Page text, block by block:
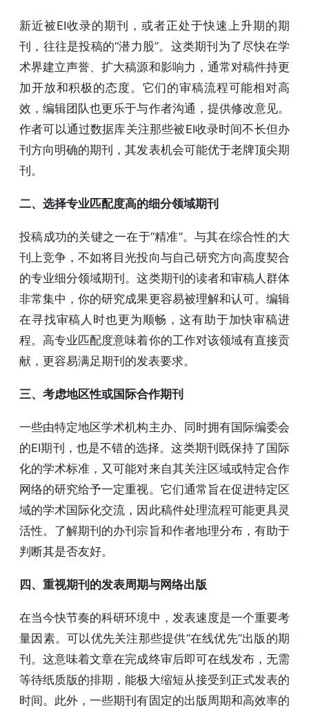
新近被EI收录的期刊，或者正处于快速上升期的期
刊，往往是投稿的“潜力股”。这类期刊为了尽快在学
术界建立声誉、扩大稿源和影响力，通常对稿件持更
加开放和积极的态度。它们的审稿流程可能相对高
效，编辑团队也更乐于与作者沟通，提供修改意见。
作者可以通过数据库关注那些被EI收录时间不长但办
刊方向明确的期刊，其发表机会可能优于老牌顶尖期
刊。
二、选择专业匹配度高的细分领域期刊
投稿成功的关键之一在于“精准”。与其在综合性的大
刊上竞争，不如将目光投向与自己研究方向高度契合
的专业细分领域期刊。这类期刊的读者和审稿人群体
非常集中，你的研究成果更容易被理解和认可。编辑
在寻找审稿人时也更为顺畅，这有助于加快审稿进
程。高专业匹配度意味着你的工作对该领域有直接贡
献，更容易满足期刊的发表要求。
三、考虑地区性或国际合作期刊
一些由特定地区学术机构主办、同时拥有国际编委会
的EI期刊，也是不错的选择。这类期刊既保持了国际
化的学术标准，又可能对来自其关注区域或特定合作
网络的研究给予一定重视。它们通常旨在促进特定区
域的学术国际化交流，因此稿件处理流程可能更具灵
活性。了解期刊的办刊宗旨和作者地理分布，有助于
判断其是否友好。
四、重视期刊的发表周期与网络出版
在当今快节奏的科研环境中，发表速度是一个重要考
量因素。可以优先关注那些提供“在线优先”出版的期
刊。这意味着文章在完成终审后即可在线发布，无需
等待纸质版的排期，能极大缩短从接受到正式发表的
时间。此外，一些期刊有固定的出版周期和高效率的